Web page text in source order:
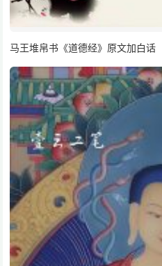
马王堆帛书《道德经》原文加白话